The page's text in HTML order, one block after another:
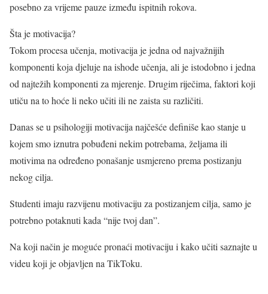
posebno za vrijeme pauze između ispitnih rokova.
Šta je motivacija?
Tokom procesa učenja, motivacija je jedna od najvažnijih
komponenti koja djeluje na ishode učenja, ali je istodobno i jedna
od najtežih komponenti za mjerenje. Drugim riječima, faktori koji
utiču na to hoće li neko učiti ili ne zaista su različiti.
Danas se u psihologiji motivacija najčešće definiše kao stanje u
kojem smo iznutra pobuđeni nekim potrebama, željama ili
motivima na određeno ponašanje usmjereno prema postizanju
nekog cilja.
Studenti imaju razvijenu motivaciju za postizanjem cilja, samo je
potrebno potaknuti kada “nije tvoj dan”.
Na koji način je moguće pronaći motivaciju i kako učiti saznajte u
videu koji je objavljen na TikToku.